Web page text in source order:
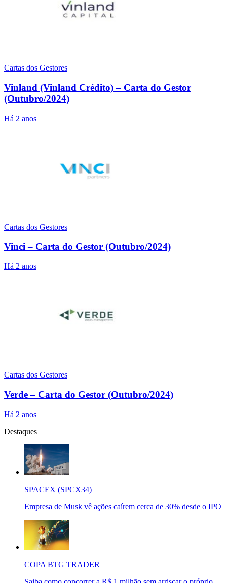
Cartas dos Gestores
Vinland (Vinland Crédito) – Carta do Gestor
(Outubro/2024)
Há 2 anos
Cartas dos Gestores
Vinci – Carta do Gestor (Outubro/2024)
Há 2 anos
Cartas dos Gestores
Verde – Carta do Gestor (Outubro/2024)
Há 2 anos
Destaques
SPACEX (SPCX34)
Empresa de Musk vê ações caírem cerca de 30% desde o IPO
COPA BTG TRADER